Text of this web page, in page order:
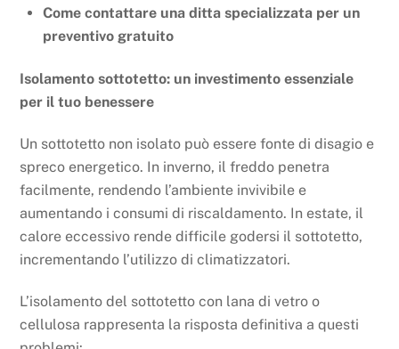
Come contattare una ditta specializzata per un
preventivo gratuito
Isolamento sottotetto: un investimento essenziale
per il tuo benessere
Un sottotetto non isolato può essere fonte di disagio e
spreco energetico. In inverno, il freddo penetra
facilmente, rendendo l’ambiente invivibile e
aumentando i consumi di riscaldamento. In estate, il
calore eccessivo rende difficile godersi il sottotetto,
incrementando l’utilizzo di climatizzatori.
L’isolamento del sottotetto con lana di vetro o
cellulosa rappresenta la risposta definitiva a questi